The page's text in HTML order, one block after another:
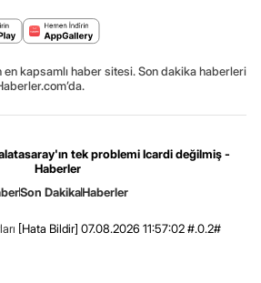
en kapsamlı haber sitesi. Son dakika haberleri
tek problemi Icardi değilmiş -
Haberler
Son DakikaHaberler
[Hata Bildir] 07.08.2026 11:57:02 #.0.2#